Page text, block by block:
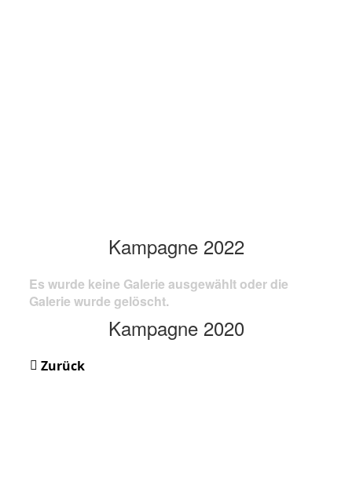
Kampagne 2022
Es wurde keine Galerie ausgewählt oder die
Galerie wurde gelöscht.
Kampagne 2020
Zurück